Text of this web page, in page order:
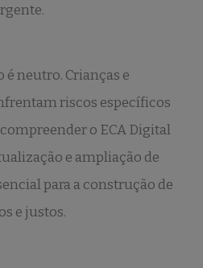
neutro. Crianças e
riscos específicos
o ECA Digital
e ampliação de
para a construção de
e justos.